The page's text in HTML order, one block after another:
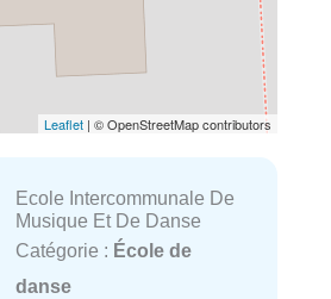
Leaflet | © OpenStreetMap contributors
Ecole Intercommunale De
Musique Et De Danse
Catégorie : École de
danse